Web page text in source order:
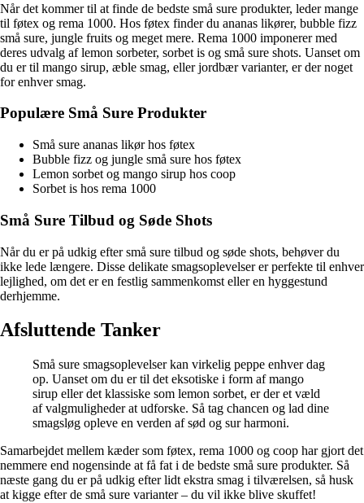
Når det kommer til at finde de bedste små sure produkter, leder mange
til føtex og rema 1000. Hos føtex finder du ananas likører, bubble fizz
små sure, jungle fruits og meget mere. Rema 1000 imponerer med
deres udvalg af lemon sorbeter, sorbet is og små sure shots. Uanset om
du er til mango sirup, æble smag, eller jordbær varianter, er der noget
for enhver smag.
Populære Små Sure Produkter
Små sure ananas likør hos føtex
Bubble fizz og jungle små sure hos føtex
Lemon sorbet og mango sirup hos coop
Sorbet is hos rema 1000
Små Sure Tilbud og Søde Shots
Når du er på udkig efter små sure tilbud og søde shots, behøver du
ikke lede længere. Disse delikate smagsoplevelser er perfekte til enhver
lejlighed, om det er en festlig sammenkomst eller en hyggestund
derhjemme.
Afsluttende Tanker
Små sure smagsoplevelser kan virkelig peppe enhver dag
op. Uanset om du er til det eksotiske i form af mango
sirup eller det klassiske som lemon sorbet, er der et væld
af valgmuligheder at udforske. Så tag chancen og lad dine
smagsløg opleve en verden af sød og sur harmoni.
Samarbejdet mellem kæder som føtex, rema 1000 og coop har gjort det
nemmere end nogensinde at få fat i de bedste små sure produkter. Så
næste gang du er på udkig efter lidt ekstra smag i tilværelsen, så husk
at kigge efter de små sure varianter – du vil ikke blive skuffet!